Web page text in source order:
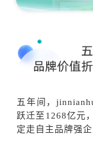
五年间，
跃迁至1268亿元
定走自主品牌强